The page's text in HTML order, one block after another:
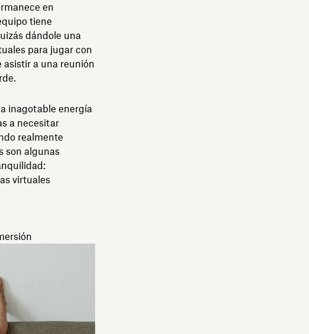
en
tiene
dándole una
para jugar con
asistir a una reunión
inagotable energía
a necesitar
realmente
son algunas
virtuales